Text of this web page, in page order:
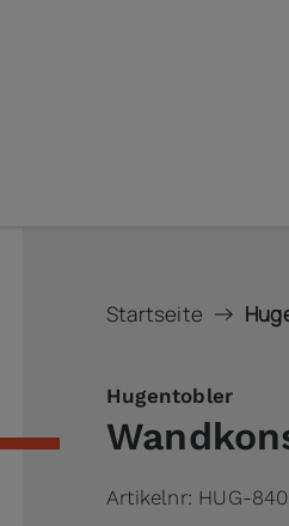
Startseite
Hugentobler
Artikelnr: HUG-